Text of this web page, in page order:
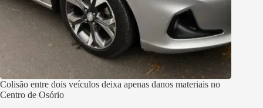
Colisão entre dois veículos deixa apenas danos materiais no
Centro de Osório